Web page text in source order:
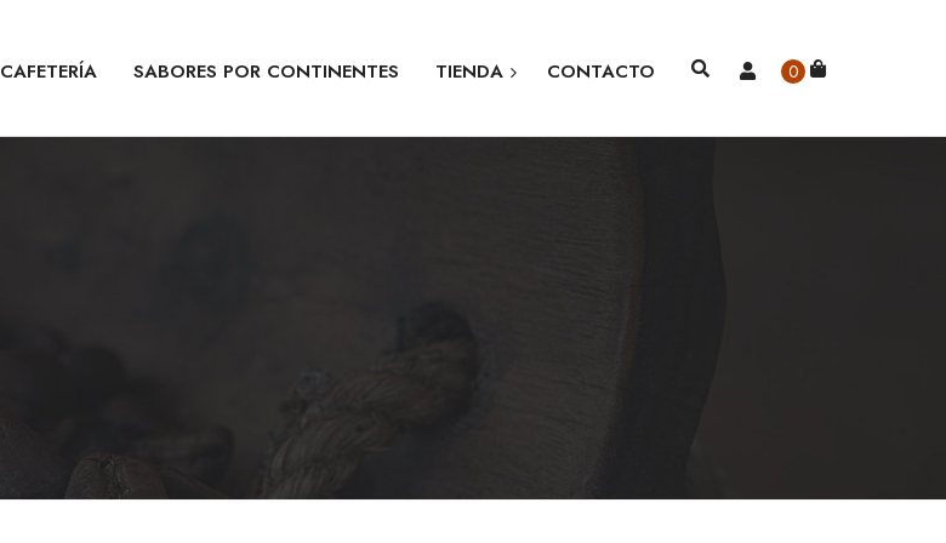
CAFETERÍA SABORES POR CONTINENTES TIENDA CONTACTO 0